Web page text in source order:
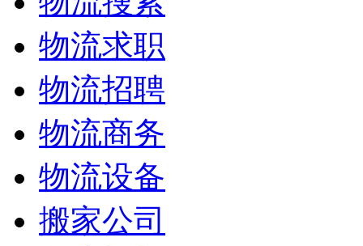
物流求职
物流招聘
物流商务
物流设备
搬家公司